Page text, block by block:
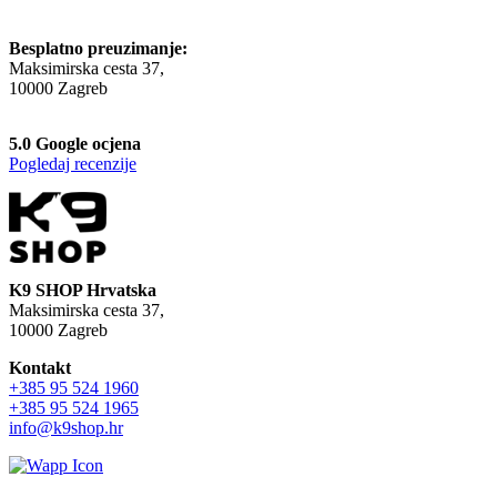
Besplatno preuzimanje:
Maksimirska cesta 37,
10000 Zagreb
5.0 Google ocjena
Pogledaj recenzije
K9 SHOP Hrvatska
Maksimirska cesta 37,
10000 Zagreb
Kontakt
+385 95 524 1960
+385 95 524 1965
info@k9shop.hr